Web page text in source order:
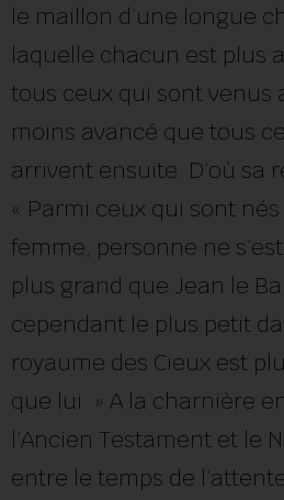
le maillon d’une longue
laquelle chacun est plus
tous ceux qui sont venus
moins avancé que tous
arrivent ensuite. D’où sa
« Parmi ceux qui sont nés
femme, personne ne
plus grand que Jean le
cependant le plus petit
royaume des Cieux est
que lui. » A la charnière
l’Ancien Testament et le
entre le temps de